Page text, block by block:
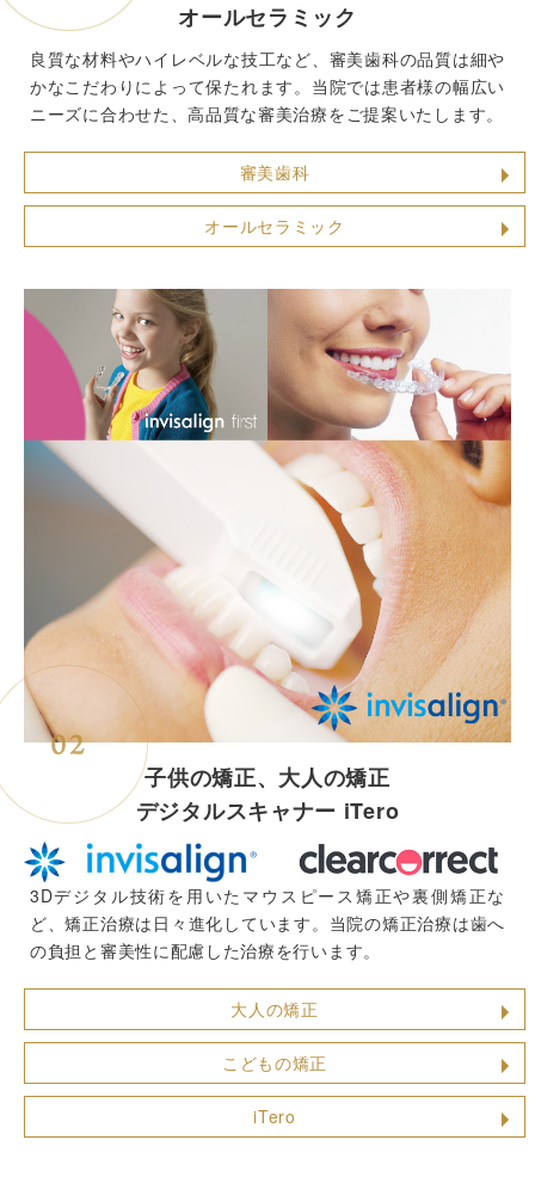
オールセラミック
良質な材料やハイレベルな技工など、審美歯科の品質は細や
かなこだわりによって保たれます。当院では患者様の幅広い
ニーズに合わせた、高品質な審美治療をご提案いたします。
審美歯科
オールセラミック
子供の矯正、大人の矯正
デジタルスキャナー iTero
3Dデジタル技術を用いたマウスピース矯正や裏側矯正な
ど、矯正治療は日々進化しています。当院の矯正治療は歯へ
の負担と審美性に配慮した治療を行います。
大人の矯正
こどもの矯正
iTero